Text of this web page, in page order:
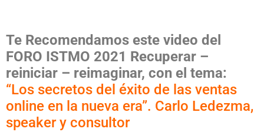
Te Recomendamos este video del
FORO ISTMO 2021 Recuperar –
reiniciar – reimaginar, con el tema:
“Los secretos del éxito de las ventas
online en la nueva era”. Carlo Ledezma,
speaker y consultor